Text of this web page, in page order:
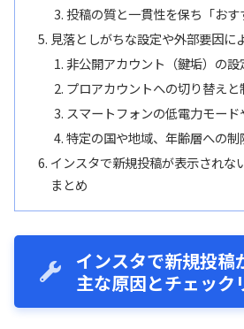
投稿の質と一貫性を保ち「お
見落としがちな設定や外部要因に
非公開アカウント（鍵垢）の
プロアカウントへの切り替えと
スマートフォンの低電力モー
特定の国や地域、年齢層への制
インスタで新規投稿が表示されな
まとめ
インスタで新規投稿
主な原因とチェック